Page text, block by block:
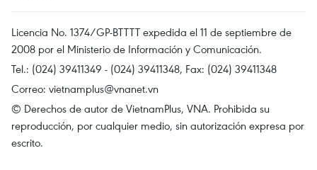
Licencia No. 1374/GP-BTTTT expedida el 11 de septiembre de
2008 por el Ministerio de Información y Comunicación.
Tel.: (024) 39411349 - (024) 39411348, Fax: (024) 39411348
Correo: vietnamplus@vnanet.vn
© Derechos de autor de VietnamPlus, VNA. Prohibida su
reproducción, por cualquier medio, sin autorización expresa por
escrito.